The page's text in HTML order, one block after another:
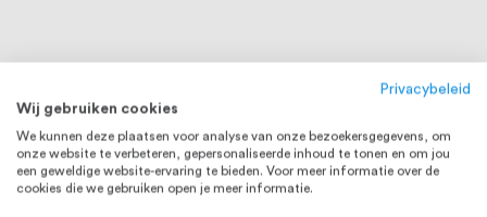
Privacybeleid
Wij gebruiken cookies
We kunnen deze plaatsen voor analyse van onze bezoekersgegevens, om
onze website te verbeteren, gepersonaliseerde inhoud te tonen en om jou
een geweldige website-ervaring te bieden. Voor meer informatie over de
cookies die we gebruiken open je meer informatie.